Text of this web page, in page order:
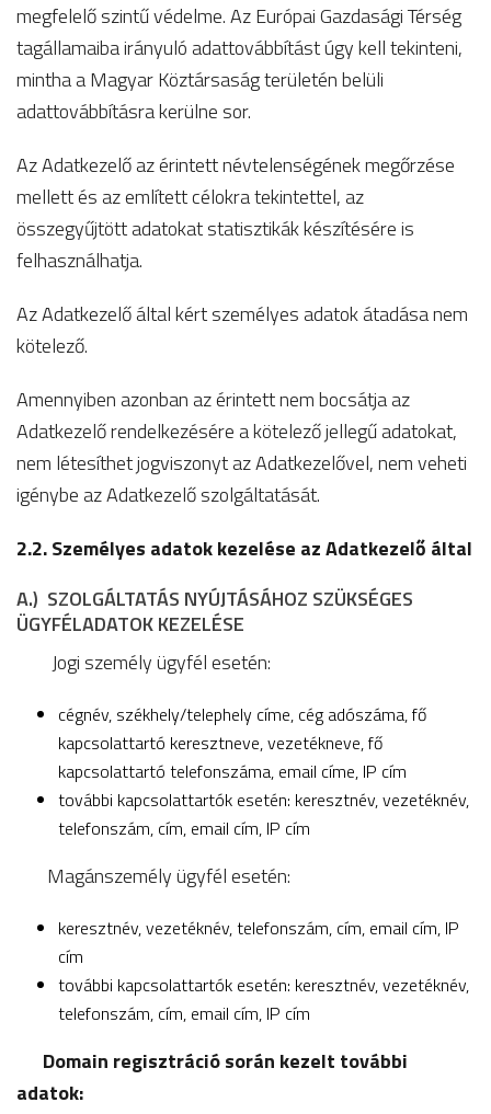
megfelelő szintű védelme. Az Európai Gazdasági Térség
tagállamaiba irányuló adattovábbítást úgy kell tekinteni,
mintha a Magyar Köztársaság területén belüli
adattovábbításra kerülne sor.
Az Adatkezelő az érintett névtelenségének megőrzése
mellett és az említett célokra tekintettel, az
összegyűjtött adatokat statisztikák készítésére is
felhasználhatja.
Az Adatkezelő által kért személyes adatok átadása nem
kötelező.
Amennyiben azonban az érintett nem bocsátja az
Adatkezelő rendelkezésére a kötelező jellegű adatokat,
nem létesíthet jogviszonyt az Adatkezelővel, nem veheti
igénybe az Adatkezelő szolgáltatását.
2.2. Személyes adatok kezelése az Adatkezelő által
A.) SZOLGÁLTATÁS NYÚJTÁSÁHOZ SZÜKSÉGES
ÜGYFÉLADATOK KEZELÉSE
Jogi személy ügyfél esetén:
cégnév, székhely/telephely címe, cég adószáma, fő
kapcsolattartó keresztneve, vezetékneve, fő
kapcsolattartó telefonszáma, email címe, IP cím
további kapcsolattartók esetén: keresztnév, vezetéknév,
telefonszám, cím, email cím, IP cím
Magánszemély ügyfél esetén:
keresztnév, vezetéknév, telefonszám, cím, email cím, IP
cím
további kapcsolattartók esetén: keresztnév, vezetéknév,
telefonszám, cím, email cím, IP cím
Domain regisztráció során kezelt további
adatok: